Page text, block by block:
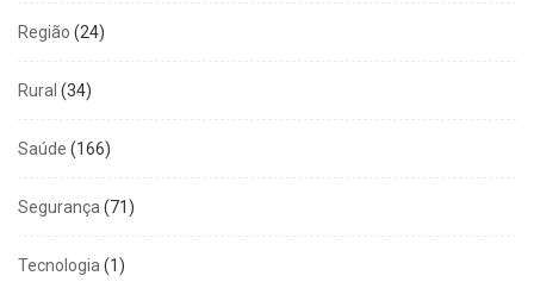
Região (24)
Rural (34)
Saúde (166)
Segurança (71)
Tecnologia (1)